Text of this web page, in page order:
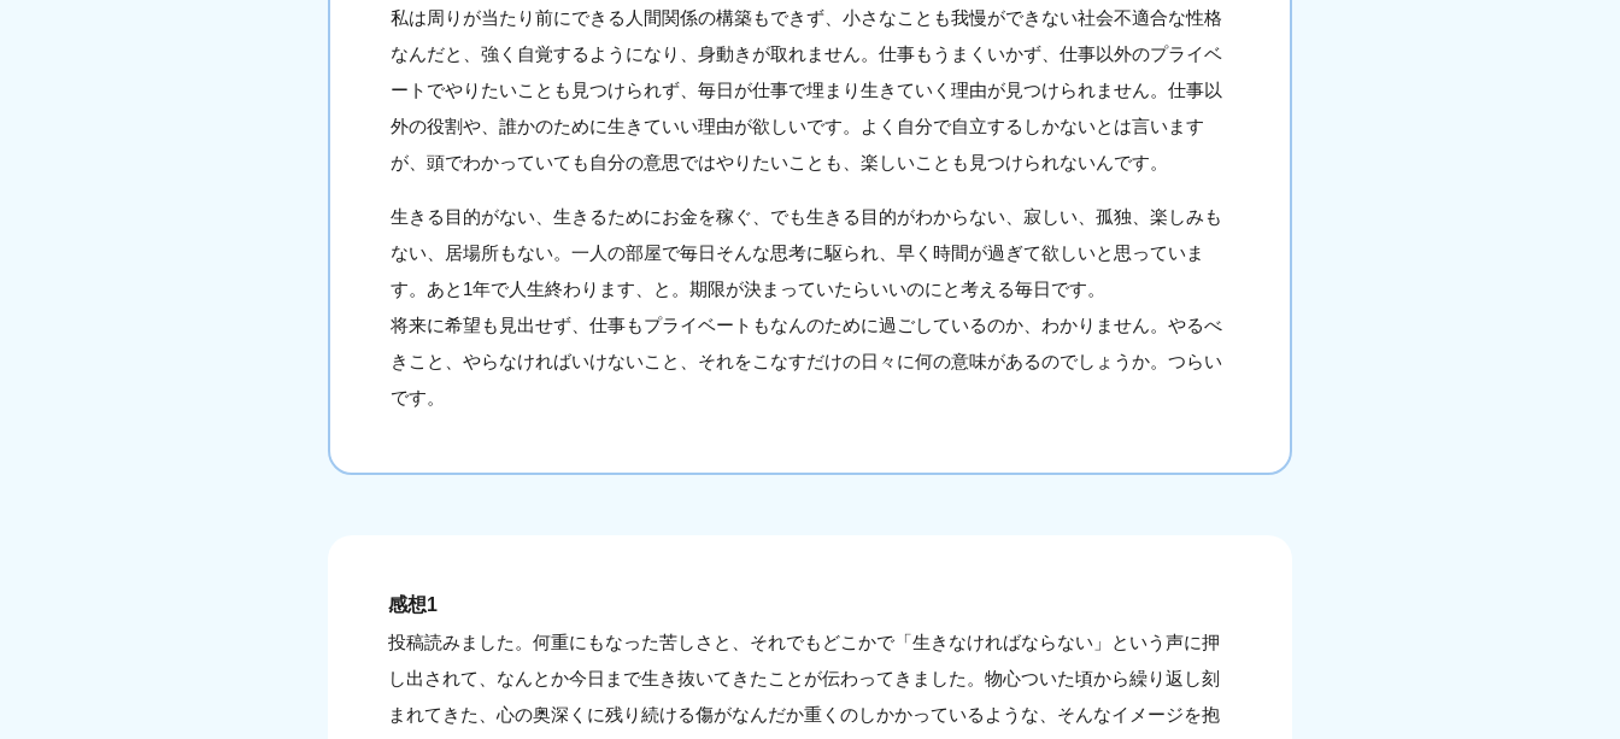
私は周りが当たり前にできる人間関係の構築もできず、小さなことも我慢ができない社会不適合な性格
なんだと、強く自覚するようになり、身動きが取れません。仕事もうまくいかず、仕事以外のプライベ
ートでやりたいことも見つけられず、毎日が仕事で埋まり生きていく理由が見つけられません。仕事以
外の役割や、誰かのために生きていい理由が欲しいです。よく自分で自立するしかないとは言います
が、頭でわかっていても自分の意思ではやりたいことも、楽しいことも見つけられないんです。
生きる目的がない、生きるためにお金を稼ぐ、でも生きる目的がわからない、寂しい、孤独、楽しみも
ない、居場所もない。一人の部屋で毎日そんな思考に駆られ、早く時間が過ぎて欲しいと思っていま
す。あと1年で人生終わります、と。期限が決まっていたらいいのにと考える毎日です。
将来に希望も見出せず、仕事もプライベートもなんのために過ごしているのか、わかりません。やるべ
きこと、やらなければいけないこと、それをこなすだけの日々に何の意味があるのでしょうか。つらい
です。
感想1
投稿読みました。何重にもなった苦しさと、それでもどこかで「生きなければならない」という声に押
し出されて、なんとか今日まで生き抜いてきたことが伝わってきました。物心ついた頃から繰り返し刻
まれてきた、心の奥深くに残り続ける傷がなんだか重くのしかかっているような、そんなイメージを抱